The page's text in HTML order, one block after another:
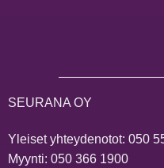
SEURANA OY
Yleiset yhteydenotot: 050
Myynti: 050 366 1900